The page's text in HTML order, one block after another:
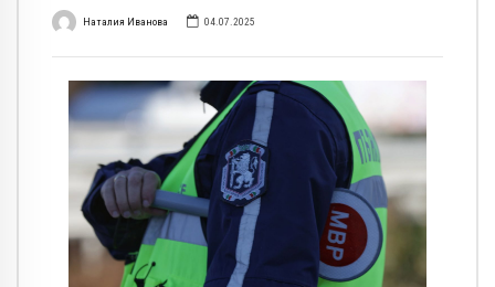
Наталия Иванова 04.07.2025